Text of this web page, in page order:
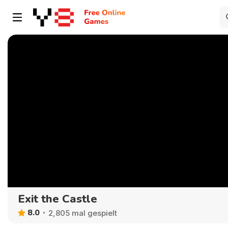
Exit the Castle
8.0 2,805 mal gespielt